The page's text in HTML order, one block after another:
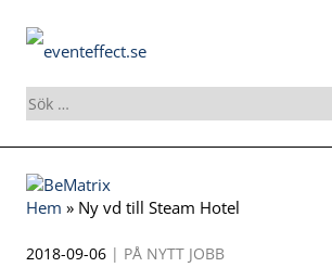
Sök
efter:
Skip
to
Hem » Ny vd till Steam Hotel
2018-09-06 | PÅ NYTT JOBB